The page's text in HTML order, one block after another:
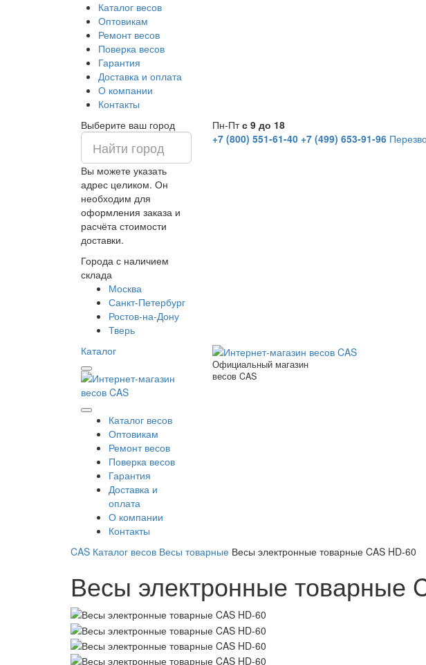
Каталог весов
Оптовикам
Ремонт весов
Поверка весов
Гарантия
Доставка и оплата
О компании
Контакты
Выберите ваш город
Вы можете указать
адрес целиком. Он
необходим для
оформления заказа и
расчёта стоимости
доставки.
Города с наличием
склада
Москва
Санкт-Петербург
Ростов-на-Дону
Тверь
Пн-Птс 9 до 18
+7 (800) 551-61-40 +7 (499) 653-91-96
Каталог
Каталог весов
Оптовикам
Ремонт весов
Поверка весов
Гарантия
Доставка и
оплата
О компании
Контакты
Официальный магазин
весов CAS
CAS Каталог весов Весы товарные Весы электронные товарные CAS HD-60
Весы электронные товарные